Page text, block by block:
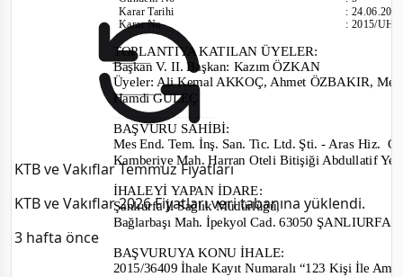
KTB ve Vakıflar Temmuz Fiyatları
KTB ve Vakıflar 2026 Fiyatları veri tabanına yüklendi.
3 hafta önce
Karar Tarihi
Karar No
:
:2015/
TOPLANTIYA KATILAN ÜYELER:
Başkan V. II. Başkan: Kazım ÖZKAN
Üyeler: Ali Kemal AKKOÇ, Ahmet ÖZBAKIR,
Hamdi GÜLEÇ
BAŞVURU SAHİBİ:
Mes End. Tem. İnş. San. Tic. Ltd. Şti. -Aras Hiz.
Kamberiye Mah. Harran Oteli Bitişiği Abdullatif
İHALEYİ YAPAN İDARE:
Şanlıurfa İl Sağlık Müdürlüğü,
Bağlarbaşı Mah. İpekyol Cad. 63050 ŞANLIURFA
BAŞVURUYA KONU İHALE:
2015/36409 İhale Kayıt Numaralı “123 Kişi İle